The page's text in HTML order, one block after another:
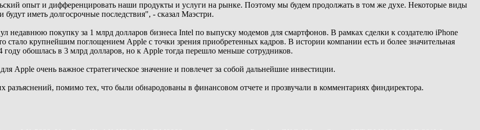
опыт и дифференцировать наши продукты и услуги на рынке. Поэтому мы будем продолжать в том же духе. Некоторые виды
иметь долгосрочные последствия", - сказал Маэстри.
недавнюю покупку за 1 млрд долларов бизнеса Intel по выпуску модемов для смартфонов. В рамках сделки к создателю iPhone
стало крупнейшим поглощением Apple с точки зрения приобретенных кадров. В истории компании есть и более значительная
году обошлась в 3 млрд долларов, но к Apple тогда перешло меньше сотрудников.
Apple очень важное стратегическое значение и повлечет за собой дальнейшие инвестиции.
разъяснений, помимо тех, что были обнародованы в финансовом отчете и прозвучали в комментариях финдиректора.